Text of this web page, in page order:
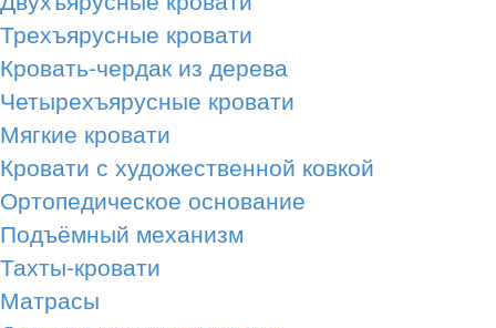
Трехъярусные кровати
Кровать-чердак из дерева
Четырехъярусные кровати
Мягкие кровати
Кровати с художественной ковкой
Ортопедическое основание
Подъёмный механизм
Тахты-кровати
Матрасы